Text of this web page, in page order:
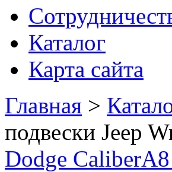
Каталог
Карта сайта
Главная >
подвески Jeep
Dodge Caliber